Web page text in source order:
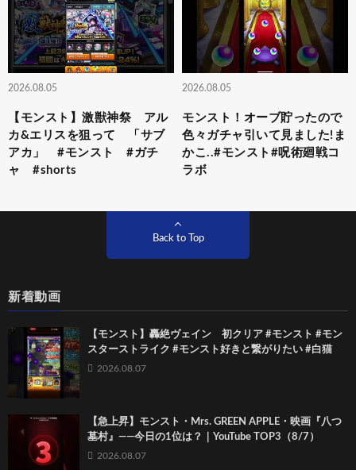
2026.08.05
【モンスト】激獣神祭 アル
カ&エリスを狙って 「サブ
アカ」 #モンスト #ガチ
ャ #shorts
2026.08.05
モンスト！オーブ貯ったので
色々ガチャ引いて見ました!ま
かこ..#モンスト#呪術廻戦コ
ラボ
Back to Top
新着動画
【モンスト】轟絶ヴェイン 初クリア #モンスト #モン
スターストライク #モンスト好きと繋がりたい #白猫
2026.08.07
【急上昇】モンスト・Mrs. GREEN APPLE・映画『八つ
墓村』――今日の1位は？｜YouTube TOP3（8/7）
2026.08.07